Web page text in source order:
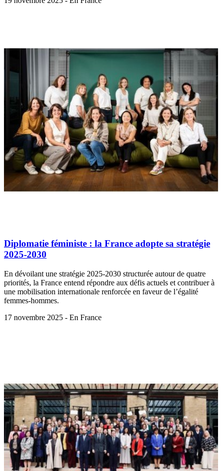
Diplomatie féministe : la France adopte sa stratégie
2025-2030
En dévoilant une stratégie 2025-2030 structurée autour de quatre
priorités, la France entend répondre aux défis actuels et contribuer à
une mobilisation internationale renforcée en faveur de l’égalité
femmes-hommes.
17 novembre 2025 - En France